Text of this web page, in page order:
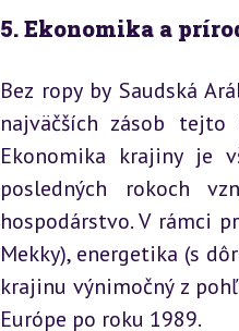
5. Ekonomika a
Bez ropy by Saudská
najväčších zásob
Ekonomika krajiny je
posledných rokoch
hospodárstvo. V rámci
Mekky), energetika (s
krajinu výnimočný z
Európe po roku 1989.